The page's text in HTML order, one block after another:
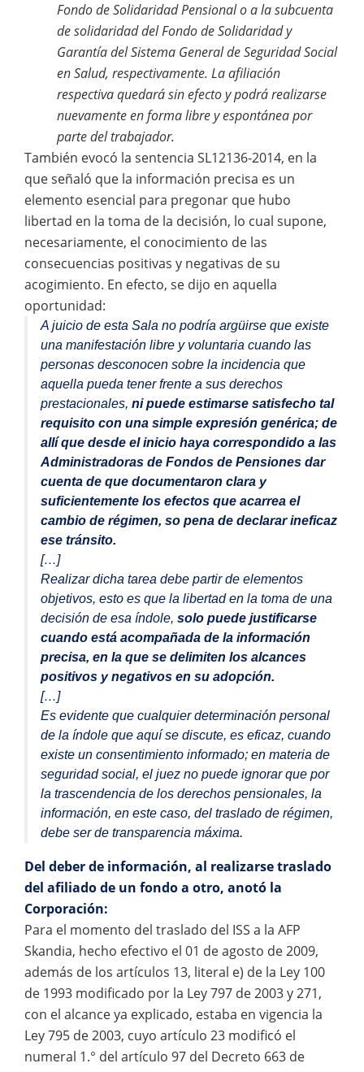
Fondo de Solidaridad Pensional o a la subcuenta
de solidaridad del Fondo de Solidaridad y
Garantía del Sistema General de Seguridad Social
en Salud, respectivamente. La afiliación
respectiva quedará sin efecto y podrá realizarse
nuevamente en forma libre y espontánea por
parte del trabajador.
También evocó la sentencia SL12136-2014, en la
que señaló que la información precisa es un
elemento esencial para pregonar que hubo
libertad en la toma de la decisión, lo cual supone,
necesariamente, el conocimiento de las
consecuencias positivas y negativas de su
acogimiento. En efecto, se dijo en aquella
oportunidad:
A juicio de esta Sala no podría argüirse que existe
una manifestación libre y voluntaria cuando las
personas desconocen sobre la incidencia que
aquella pueda tener frente a sus derechos
prestacionales, ni puede estimarse satisfecho tal
requisito con una simple expresión genérica; de
allí que desde el inicio haya correspondido a las
Administradoras de Fondos de Pensiones dar
cuenta de que documentaron clara y
suficientemente los efectos que acarrea el
cambio de régimen, so pena de declarar ineficaz
ese tránsito.
[…]
Realizar dicha tarea debe partir de elementos
objetivos, esto es que la libertad en la toma de una
decisión de esa índole, solo puede justificarse
cuando está acompañada de la información
precisa, en la que se delimiten los alcances
positivos y negativos en su adopción.
[…]
Es evidente que cualquier determinación personal
de la índole que aquí se discute, es eficaz, cuando
existe un consentimiento informado; en materia de
seguridad social, el juez no puede ignorar que por
la trascendencia de los derechos pensionales, la
información, en este caso, del traslado de régimen,
debe ser de transparencia máxima.
Del deber de información, al realizarse traslado
del afiliado de un fondo a otro, anotó la
Corporación:
Para el momento del traslado del ISS a la AFP
Skandia, hecho efectivo el 01 de agosto de 2009,
además de los artículos 13, literal e) de la Ley 100
de 1993 modificado por la Ley 797 de 2003 y 271,
con el alcance ya explicado, estaba en vigencia la
Ley 795 de 2003, cuyo artículo 23 modificó el
numeral 1.° del artículo 97 del Decreto 663 de